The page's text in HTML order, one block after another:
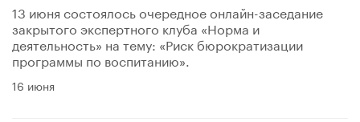
13 июня состоялось очередное онлайн-заседание
закрытого экспертного клуба «Норма и
деятельность» на тему: «Риск бюрократизации
программы по воспитанию».
16 июня